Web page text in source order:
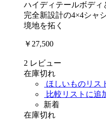
ハイディテールボディ
完全新設計の4×4シャ
境地を拓く
￥27,500
2 レビュー
在庫切れ
ほしいものリス
比較リストに追
新着
在庫切れ